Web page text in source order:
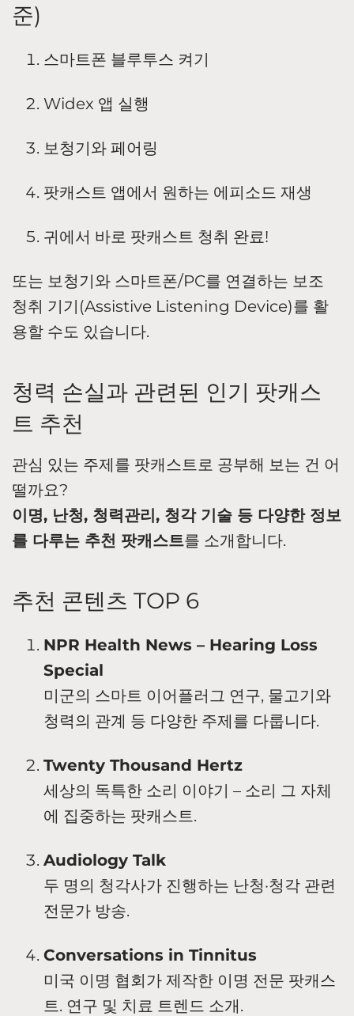
준)
스마트폰 블루투스 켜기
Widex 앱 실행
보청기와 페어링
팟캐스트 앱에서 원하는 에피소드 재생
귀에서 바로 팟캐스트 청취 완료!
또는 보청기와 스마트폰/PC를 연결하는 보조
청취 기기(Assistive Listening Device)를 활
용할 수도 있습니다.
청력 손실과 관련된 인기 팟캐스
트 추천
관심 있는 주제를 팟캐스트로 공부해 보는 건 어
떨까요?
이명, 난청, 청력관리, 청각 기술 등 다양한 정보
를 다루는 추천 팟캐스트를 소개합니다.
추천 콘텐츠 TOP 6
NPR Health News – Hearing Loss
Special
미군의 스마트 이어플러그 연구, 물고기와
청력의 관계 등 다양한 주제를 다룹니다.
Twenty Thousand Hertz
세상의 독특한 소리 이야기 – 소리 그 자체
에 집중하는 팟캐스트.
Audiology Talk
두 명의 청각사가 진행하는 난청·청각 관련
전문가 방송.
Conversations in Tinnitus
미국 이명 협회가 제작한 이명 전문 팟캐스
트. 연구 및 치료 트렌드 소개.